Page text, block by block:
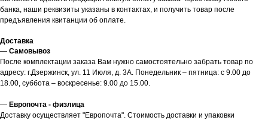
банка, наши реквизиты указаны в контактах, и получить товар после
предъявления квитанции об оплате.
Доставка
— Самовывоз
После комплектации заказа Вам нужно самостоятельно забрать товар по
адресу: г.Дзержинск, ул. 11 Июля, д. 3А. Понедельник – пятница: с 9.00 до
18.00, суббота – воскресенье: 9.00 до 15.00.
— Европочта - физлица
Доставку осуществляет "Европочта". Стоимость доставки и упаковки